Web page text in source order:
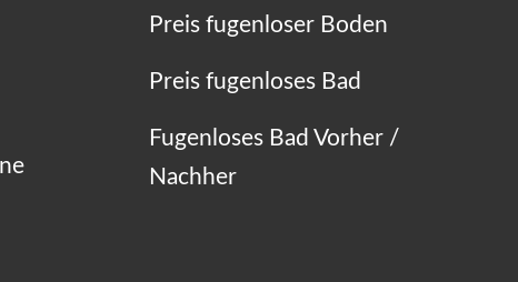
Preis fugenloser Boden
Preis fugenloses Bad
Fugenloses Bad Vorher /
Nachher